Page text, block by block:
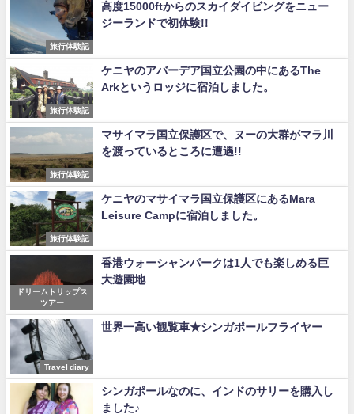
旅行体験記
高度15000ftからのスカイダイビングをニュー
ジーランドで初体験!!
旅行体験記
ケニヤのアバーデア国立公園の中にあるThe
Arkというロッジに宿泊しました。
旅行体験記
マサイマラ国立保護区で、ヌーの大群がマラ川
を渡っているところに遭遇!!
旅行体験記
ケニヤのマサイマラ国立保護区にあるMara
Leisure Campに宿泊しました。
ドリームトリップス
ツアー
香港ウォーシャンパークは1人でも楽しめる巨
大遊園地
Travel diary
世界一高い観覧車★シンガポールフライヤー
シンガポールなのに、インドのサリーを購入し
ました♪